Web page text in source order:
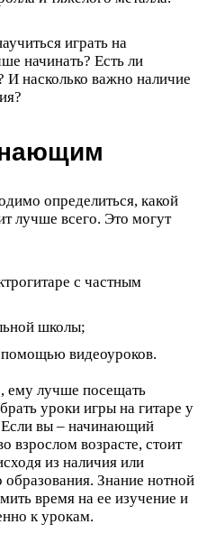
играть на
начинать? Есть ли
И насколько важно наличие
определиться, какой
лучше всего. Это могут
с частным
школы;
видеоуроков.
ему лучше посещать
уроки игры на гитаре у
Если вы – начинающий
взрослом возрасте, стоит
из наличия или
образования. Знание нотной
время на ее изучение и
к урокам.